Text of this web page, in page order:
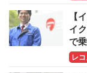
【
イ
で
レ